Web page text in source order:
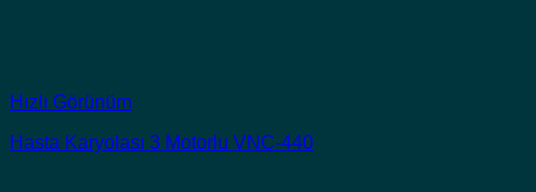
Hızlı Görünüm
Hasta Karyolası 3 Motorlu VNC-440